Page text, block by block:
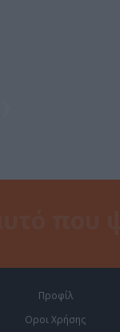
Προφίλ
Οροι Χρήσης